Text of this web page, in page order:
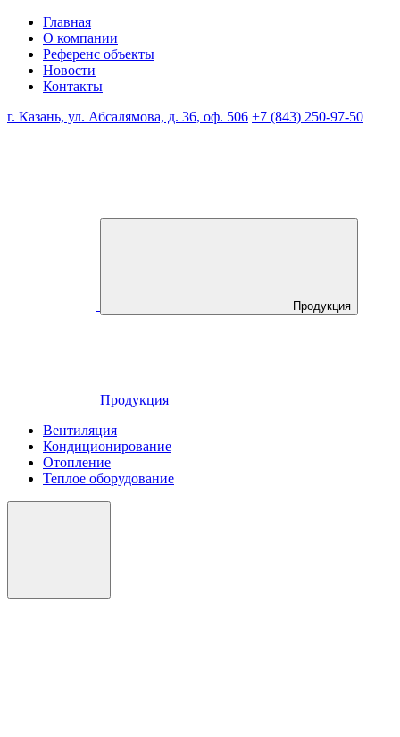
Главная
О компании
Референс объекты
Новости
Контакты
г. Казань, ул. Абсалямова, д. 36, оф. 506 +7 (843) 250-97-50
Продукция
Продукция
Вентиляция
Кондиционирование
Отопление
Теплое оборудование